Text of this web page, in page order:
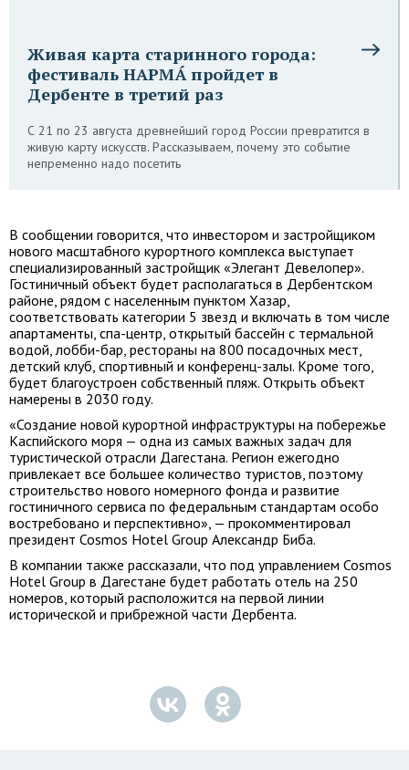
Живая карта старинного города:
фестиваль НАРМÁ пройдет в
Дербенте в третий раз
С 21 по 23 августа древнейший город России превратится в
живую карту искусств. Рассказываем, почему это событие
непременно надо посетить
В сообщении говорится, что инвестором и застройщиком
нового масштабного курортного комплекса выступает
специализированный застройщик «Элегант Девелопер».
Гостиничный объект будет располагаться в Дербентском
районе, рядом с населенным пунктом Хазар,
соответствовать категории 5 звезд и включать в том числе
апартаменты, спа-центр, открытый бассейн с термальной
водой, лобби-бар, рестораны на 800 посадочных мест,
детский клуб, спортивный и конференц-залы. Кроме того,
будет благоустроен собственный пляж. Открыть объект
намерены в 2030 году.
«Создание новой курортной инфраструктуры на побережье
Каспийского моря — одна из самых важных задач для
туристической отрасли Дагестана. Регион ежегодно
привлекает все большее количество туристов, поэтому
строительство нового номерного фонда и развитие
гостиничного сервиса по федеральным стандартам особо
востребовано и перспективно», — прокомментировал
президент Cosmos Hotel Group Александр Биба.
В компании также рассказали, что под управлением Cosmos
Hotel Group в Дагестане будет работать отель на 250
номеров, который расположится на первой линии
исторической и прибрежной части Дербента.